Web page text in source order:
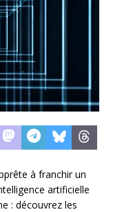
à franchir un
artificielle
: découvrez les